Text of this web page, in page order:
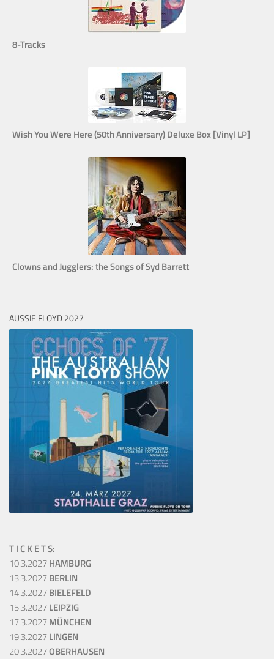
8-Tracks
Wish You Were Here (50th Anniversary) Deluxe Box [Vinyl LP]
Clowns and Jugglers: the Songs of Syd Barrett
AUSSIE FLOYD 2027
T I C K E T S:
10.3.2027HAMBURG
13.3.2027BERLIN
14.3.2027BIELEFELD
15.3.2027LEIPZIG
17.3.2027MÜNCHEN
19.3.2027LINGEN
20.3.2027OBERHAUSEN